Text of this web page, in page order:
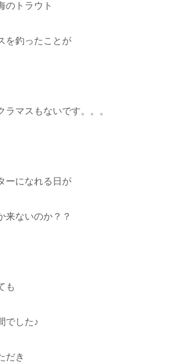
のトラウト
を釣ったことが
ラマスもないです。。。
ーになれる日が
来ないのか？？
も
でした♪
だき